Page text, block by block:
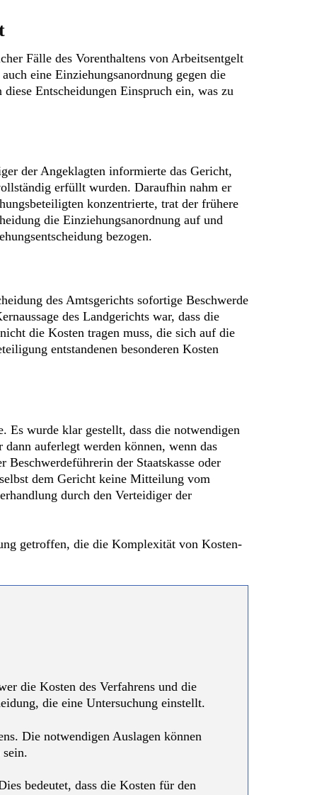
Fälle des Vorenthaltens von Arbeitsentgelt
eine Einziehungsanordnung gegen die
Entscheidungen Einspruch ein, was zu
der Angeklagten informierte das Gericht,
erfüllt wurden. Daraufhin nahm er
konzentrierte, trat der frühere
die Einziehungsanordnung auf und
bezogen.
des Amtsgerichts sofortige Beschwerde
des Landgerichts war, dass die
die Kosten tragen muss, die sich auf die
entstandenen besonderen Kosten
Es wurde klar gestellt, dass die notwendigen
auferlegt werden können, wenn das
der Staatskasse oder
dem Gericht keine Mitteilung vom
durch den Verteidiger der
getroffen, die die Komplexität von Kosten-
die Kosten des Verfahrens und die
die eine Untersuchung einstellt.
Die notwendigen Auslagen können
bedeutet, dass die Kosten für den